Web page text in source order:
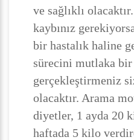
ve sağlıklı
kaybınız
bir hastalık haline
sürecini mutlaka
gerçekleştirmeniz
olacaktır. Arama
diyetler, 1 ayda 20
haftada 5 kilo